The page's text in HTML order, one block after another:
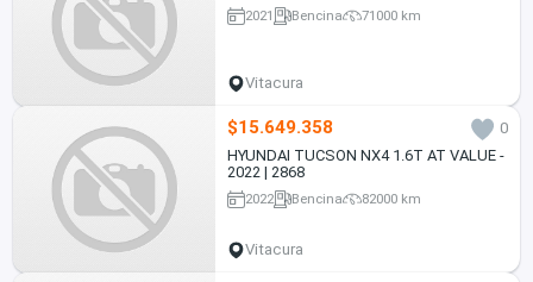
2021 Bencina 71000 km
Vitacura
$15.649.358
0
HYUNDAI TUCSON NX4 1.6T AT VALUE -
2022 | 2868
2022 Bencina 82000 km
Vitacura